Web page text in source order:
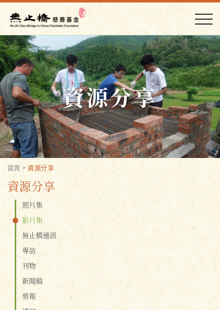
資源分享
首頁 >資源分享
資源分享
照片集
影片集
無止橋通訊
專訪
刊物
新聞稿
剪報